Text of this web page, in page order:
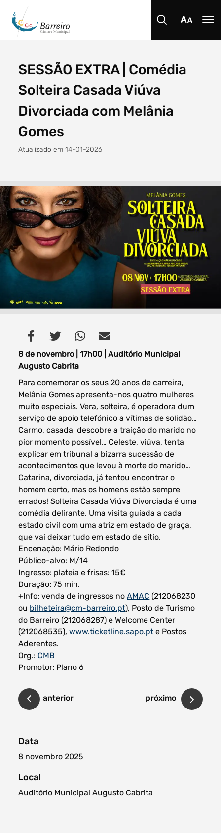
Procurar
Filtro dos anos
Filtros dos meses
data
procurar
SESSÃO EXTRA | Comédia
Solteira Casada Viúva
Divorciada com Melânia
Gomes
Atualizado em 14-01-2026
8 de novembro | 17h00 | Auditório Municipal
Augusto Cabrita
Para comemorar os seus 20 anos de carreira,
Melânia Gomes apresenta-nos quatro mulheres
muito especiais. Vera, solteira, é operadora dum
serviço de apoio telefónico a vítimas de solidão…
Carmo, casada, descobre a traição do marido no
pior momento possível… Celeste, viúva, tenta
explicar em tribunal a bizarra sucessão de
acontecimentos que levou à morte do marido…
Catarina, divorciada, já tentou encontrar o
homem certo, mas os homens estão sempre
errados! Solteira Casada Viúva Divorciada é uma
comédia delirante. Uma visita guiada a cada
estado civil com uma atriz em estado de graça,
que vai deixar tudo em estado de sítio.
Encenação: Mário Redondo
Público-alvo: M/14
Ingresso: plateia e frisas: 15€
Duração: 75 min.
+Info: venda de ingressos noAMAC (212068230
ou bilheteira@cm-barreiro.pt), Posto de Turismo
do Barreiro (212068287) e Welcome Center
(212068535),www.ticketline.sapo.pt e Postos
Aderentes.
Org.: CMB
Promotor: Plano 6
anterior próximo
Data
8 novembro 2025
Local
Auditório Municipal Augusto Cabrita